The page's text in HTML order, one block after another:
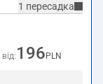
1 пересадка
196 PLN